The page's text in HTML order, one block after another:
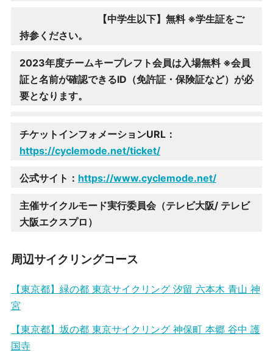
【中学生以下】無料 ※学生証をご
持参ください。
2023年度チームキープレフト会員は入場無料 ※会員
証と名前が確認できるID（免許証・保険証など）が必
要となります。
チケットインフォメーションURL：
https://cyclemode.net/ticket/
公式サイト： https://www.cyclemode.net/
主催サイクルモード実行委員会（テレビ大阪/ テレビ
大阪エクスプロ）
周辺サイクリングコース
【東京都】緑の都 東京サイクリング 汐留 六本木 青山 神
宮
【東京都】坂の都 東京サイクリング 神保町 本郷 谷中 護
国寺